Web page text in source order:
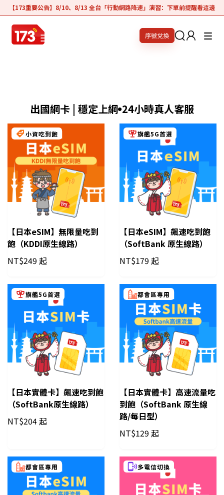
【173重要公告】8/10、8/13 全台「行動網路降速」演習：下單前提醒看這邊
序號兌換
出國網卡 | 穩定上網●24小時真人客服
小資吃到飽
【日本eSIM】無限量吃到
飽（KDDI原生線路）
NT$249 起
旗艦5G首選
【日本eSIM】飆速吃到飽
（SoftBank 原生線路）
NT$179 起
旗艦5G首選
【日本實體卡】飆速吃到飽
（SoftBank原生線路）
NT$204 起
都會區專用
【日本實體卡】高速流量吃
到飽（SoftBank 原生線
路/每日型）
NT$129 起
都會區專用 多電信切換